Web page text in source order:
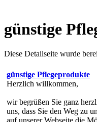
günstige
Diese Detailseite wurde
günstige Pflegeprodukte
Herzlich willkommen,
wir begrüßen Sie ganz
uns, dass Sie den Weg zu